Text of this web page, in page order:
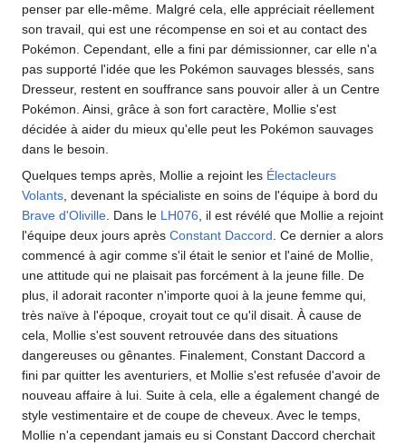
penser par elle-même. Malgré cela, elle appréciait réellement
son travail, qui est une récompense en soi et au contact des
Pokémon. Cependant, elle a fini par démissionner, car elle n'a
pas supporté l'idée que les Pokémon sauvages blessés, sans
Dresseur, restent en souffrance sans pouvoir aller à un Centre
Pokémon. Ainsi, grâce à son fort caractère, Mollie s'est
décidée à aider du mieux qu'elle peut les Pokémon sauvages
dans le besoin.
Quelques temps après, Mollie a rejoint les Électacleurs
Volants , devenant la spécialiste en soins de l'équipe à bord du
Brave d'Oliville . Dans le LH076 , il est révélé que Mollie a rejoint
l'équipe deux jours après Constant Daccord . Ce dernier a alors
commencé à agir comme s'il était le senior et l'ainé de Mollie,
une attitude qui ne plaisait pas forcément à la jeune fille. De
plus, il adorait raconter n'importe quoi à la jeune femme qui,
très naïve à l'époque, croyait tout ce qu'il disait. À cause de
cela, Mollie s'est souvent retrouvée dans des situations
dangereuses ou gênantes. Finalement, Constant Daccord a
fini par quitter les aventuriers, et Mollie s'est refusée d'avoir de
nouveau affaire à lui. Suite à cela, elle a également changé de
style vestimentaire et de coupe de cheveux. Avec le temps,
Mollie n'a cependant jamais eu si Constant Daccord cherchait